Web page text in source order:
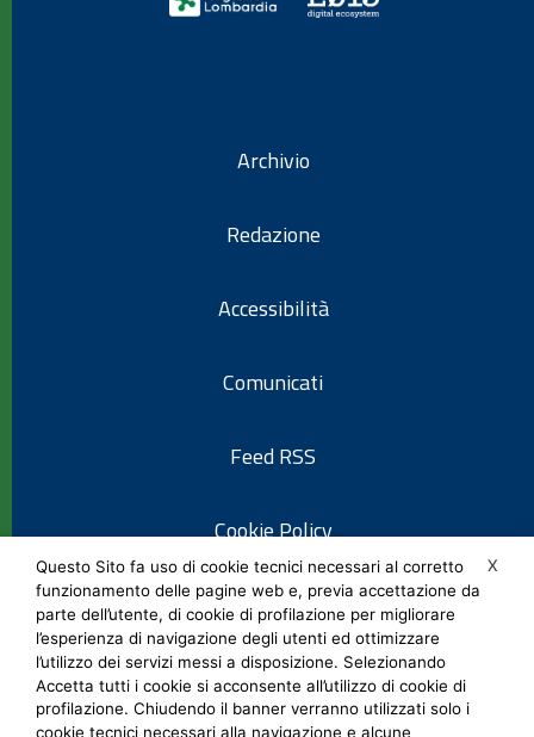
Archivio
Redazione
Accessibilità
Comunicati
Feed RSS
Cookie Policy
Informativa privacy
Note legali
X
Questo Sito fa uso di cookie tecnici necessari al corretto
funzionamento delle pagine web e, previa accettazione da
parte dell’utente, di cookie di profilazione per migliorare
l’esperienza di navigazione degli utenti ed ottimizzare
l’utilizzo dei servizi messi a disposizione. Selezionando
Accetta tutti i cookie si acconsente all’utilizzo di cookie di
profilazione. Chiudendo il banner verranno utilizzati solo i
cookie tecnici necessari alla navigazione e alcune